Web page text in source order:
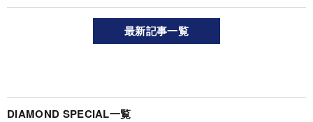
最新記事一覧
DIAMOND SPECIAL一覧